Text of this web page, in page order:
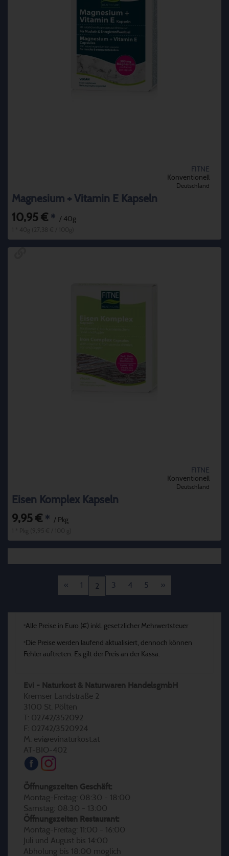
FITNE
Konventionell
Deutschland
Magnesium + Vitamin E Kapseln
10,95 € * / 40g
FITNE
Konventionell
Deutschland
Eisen Komplex Kapseln
9,95 € * / Pkg
« 1 2 3 4 5 »
*Alle Preise in Euro (€) inkl. gesetzlicher Mehrwertsteuer
* Die Preise werden laufend aktualisiert, dennoch können
Fehler auftreten. Es gilt der Preis an der Kassa.
Evi - Naturkost & Naturwaren HandelsgmbH
Kremser Landstraße 2
3100 St. Pölten
T: 02742/352092
F: 02742/3520924
M: evi@evinaturkost.at
AT-BIO-402
Öffnungszeiten Geschäft:
Montag-Freitag: 08:30 - 18:00
Samstag: 08:30 - 13:00
Öffnungszeiten Restaurant:
Montag-Freitag: 11:00 - 16:00
Juli und August bis 14:00
Abholung bis 18:00 möglich